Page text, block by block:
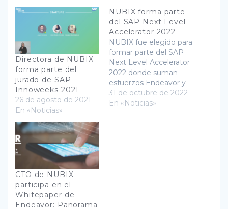
Directora de NUBIX
forma parte del
jurado de SAP
Innoweeks 2021
26 de agosto de 2021
En «Noticias»
NUBIX forma parte
del SAP Next Level
Accelerator 2022
NUBIX fue elegido para
formar parte del SAP
Next Level Accelerator
2022 donde suman
esfuerzos Endeavor y
SAP para ofrecer
intensas jornadas en la
31 de octubre de 2022
En «Noticias»
CTO de NUBIX
participa en el
Whitepaper de
Endeavor: Panorama